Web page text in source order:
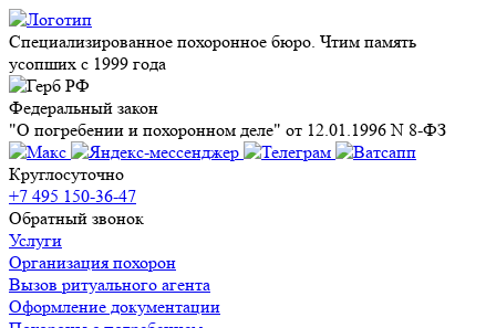
Специализированное похоронное бюро. Чтим память
усопших с 1999 года
Федеральный закон
"О погребении и похоронном деле" от 12.01.1996 N 8-ФЗ
Круглосуточно
+7 495 150-36-47
Обратный звонок
Услуги
Организация похорон
Вызов ритуального агента
Оформление документации